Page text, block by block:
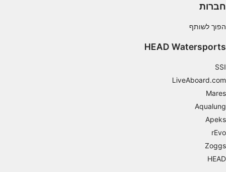
חברות
הפוך לשותף
HEAD Watersports
SSI
LiveAboard.com
Mares
Aqualung
Apeks
rEvo
Zoggs
HEAD